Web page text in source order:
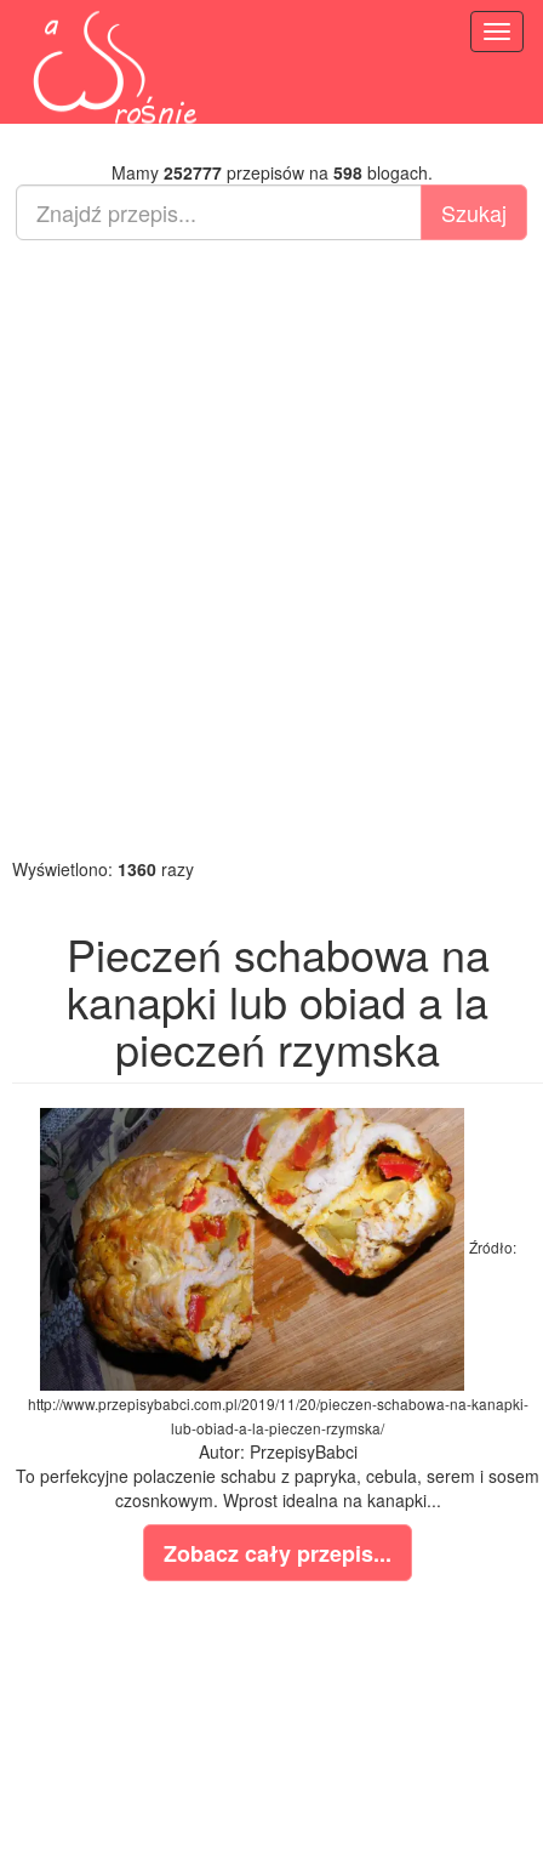
Mamy 252777przepisów na 598blogach.
Wyświetlono: 1360 razy
Pieczeń schabowa na
kanapki lub obiad a la
pieczeń rzymska
Źródło:
http://www.przepisybabci.com.pl/2019/11/20/pieczen-schabowa-na-kanapki-
lub-obiad-a-la-pieczen-rzymska/
Autor: PrzepisyBabci
To perfekcyjne polaczenie schabu z papryka, cebula, serem i sosem
czosnkowym. Wprost idealna na kanapki...
Zobacz cały przepis...